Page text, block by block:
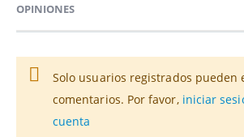
OPINIONES
Solo usuarios registrados pueden
comentarios. Por favor, iniciar
cuenta